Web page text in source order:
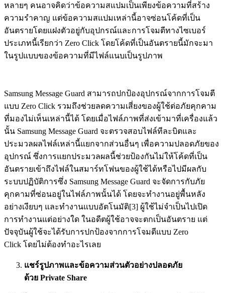
หลายๆ คนอาจคิดว่าข้อความสแปมเป็นเพียงข้อความที่สร้าง
ความรำคาญ แต่ข้อความสแปมเหล่านี้อาจซ่อนโค้ดที่เป็น
อันตรายโดยแฝงตัวอยู่กับอุปกรณ์และการโจมตีทางไซเบอร์
ประเภทนี้เรียกว่า Zero Click โดยโค้ดที่เป็นอันตรายนี้มักจะมา
ในรูปแบบของข้อความที่มีไฟล์แนบเป็นรูปภาพ
Samsung Message Guard สามารถปกป้องอุปกรณ์จากการโจมตี
แบบ Zero Click รวมถึงช่วยลดความเสี่ยงของผู้ใช้ต่อภัยคุกคาม
ที่มองไม่เห็นเหล่านี้ได้ โดยเมื่อไฟล์ภาพที่ส่งเข้ามาที่เครื่องแล้ว
นั้น Samsung Message Guard จะตรวจสอบไฟล์ทีละบิตและ
ประมวลผลไฟล์เหล่านี้แยกจากส่วนอื่นๆ เพื่อความปลอดภัยของ
อุปกรณ์ ซึ่งการแยกประมวลผลนี้ช่วยป้องกันไม่ให้โค้ดที่เป็น
อันตรายเข้าถึงไฟล์ในสมาร์ทโฟนของผู้ใช้ได้หรือไปมีผลกับ
ระบบปฏิบัติการซึ่ง Samsung Message Guard จะจัดการกับภัย
คุกคามที่ซ่อนอยู่ในไฟล์ภาพนั้นได้ โดยจะทำงานอยู่พื้นหลัง
อย่างเงียบๆ และทำงานแบบอัตโนมัติ[3] ผู้ใช้ไม่จำเป็นไปเปิด
การทำงานแต่อย่างใด ในอดีตผู้ใช้อาจจะตกเป็นอันตราย แต่
ปัจจุบันผู้ใช้จะได้รับการปกป้องจากการโจมตีแบบ Zero
Click โดยไม่ต้องทำอะไรเลย
แชร์รูปภาพและข้อความส่วนตัวอย่างปลอดภัย
ด้วย Private Share